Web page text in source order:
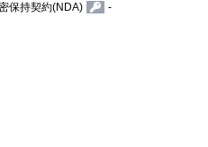
保持契約(NDA) -